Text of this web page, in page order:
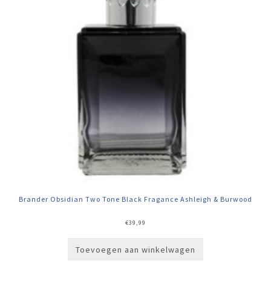
Brander Obsidian Two Tone Black Fragance Ashleigh & Burwood
€39,99
Toevoegen aan winkelwagen